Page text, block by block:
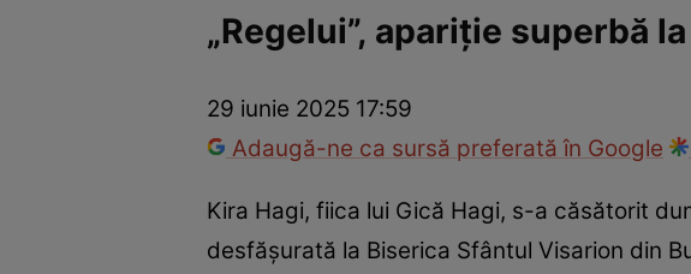
Vedete internaționaleVedete româneștiInterviurile Click!Paparazzii
„Regelui”, apariție superbă
29 iunie 2025 17:59
Adaugă-ne ca sursă preferată în Google
Kira Hagi, fiica lui Gică Hagi, s-a căsătorit
desfășurată la Biserica Sfântul Visarion din